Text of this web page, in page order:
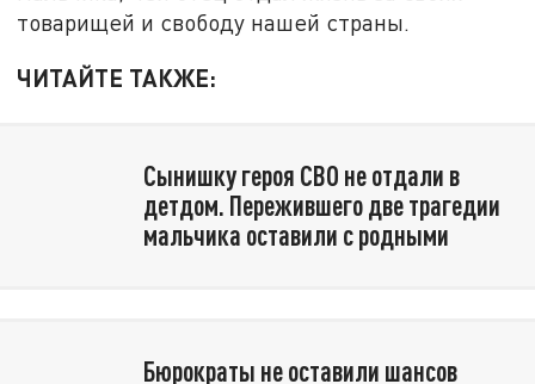
товарищей и свободу нашей страны.
ЧИТАЙТЕ ТАКЖЕ:
Сынишку героя СВО не отдали в
детдом. Пережившего две трагедии
мальчика оставили с родными
Бюрократы не оставили шансов